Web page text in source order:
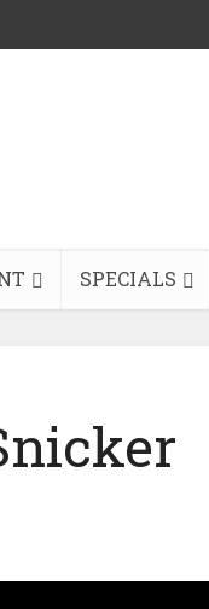
SPECIALS